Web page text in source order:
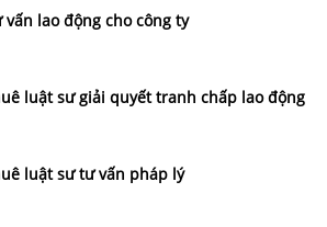
vấn lao động cho công ty
luật sư giải quyết tranh chấp lao động
luật sư tư vấn pháp lý